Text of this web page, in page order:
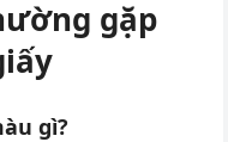
gặp
gì?